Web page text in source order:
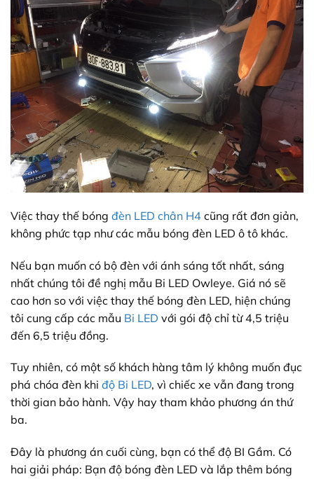
Việc thay thế bóng đèn LED chân H4 cũng rất đơn giản,
không phức tạp như các mẫu bóng đèn LED ô tô khác.
Nếu bạn muốn có bộ đèn với ánh sáng tốt nhất, sáng
nhất chúng tôi đề nghị mẫu Bi LED Owleye. Giá nó sẽ
cao hơn so với việc thay thế bóng đèn LED, hiện chúng
tôi cung cấp các mẫu Bi LED với gói độ chỉ từ 4,5 triệu
đến 6,5 triệu đồng.
Tuy nhiên, có một số khách hàng tâm lý không muốn đục
phá chóa đèn khi độ Bi LED, vì chiếc xe vẫn đang trong
thời gian bảo hành. Vậy hay tham khảo phương án thứ
ba.
Đây là phương án cuối cùng, bạn có thể độ BI Gầm. Có
hai giải pháp: Bạn độ bóng đèn LED và lắp thêm bóng